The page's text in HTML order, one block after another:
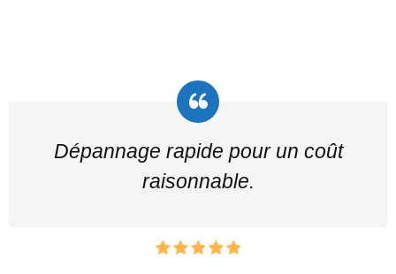
Dépannage rapide pour un coût
raisonnable.